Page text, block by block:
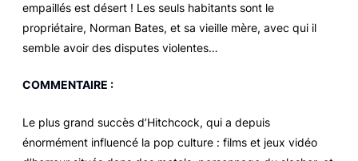
empaillés est désert ! Les seuls habitants sont le
propriétaire, Norman Bates, et sa vieille mère, avec qui il
semble avoir des disputes violentes…
COMMENTAIRE :
Le plus grand succès d’Hitchcock, qui a depuis
énormément influencé la pop culture : films et jeux vidéo